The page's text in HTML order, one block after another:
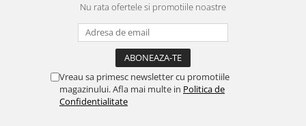
Nu rata ofertele si promotiile noastre
Vreau sa primesc newsletter cu promotiile
magazinului. Afla mai multe in Politica de
Confidentialitate